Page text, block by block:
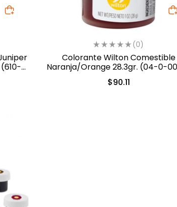
(0)
Colorante Wilton Comestible
Naranja/Orange 28.3gr. (04-0-
$90.11